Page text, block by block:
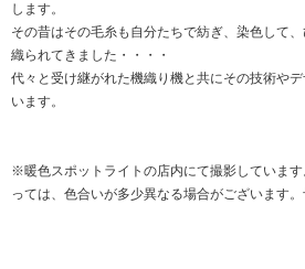
します。
その昔はその毛糸も自分たちで紡ぎ、染色して
織られてきました・・・・
代々と受け継がれた機織り機と共にその技術や
います。
※暖色スポットライトの店内にて撮影していま
っては、色合いが多少異なる場合がございます